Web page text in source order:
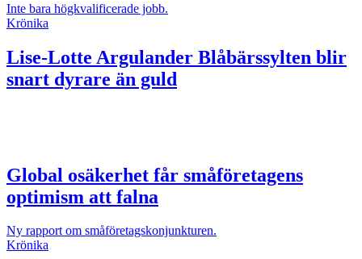
Inte bara högkvalificerade jobb.
Krönika
Lise-Lotte Argulander Blåbärssylten blir
snart dyrare än guld
Global osäkerhet får småföretagens
optimism att falna
Ny rapport om småföretagskonjunkturen.
Krönika